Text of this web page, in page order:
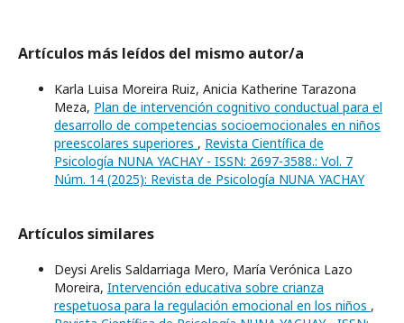
Artículos más leídos del mismo autor/a
Karla Luisa Moreira Ruiz, Anicia Katherine Tarazona
Meza, Plan de intervención cognitivo conductual para el
desarrollo de competencias socioemocionales en niños
preescolares superiores , Revista Científica de
Psicología NUNA YACHAY - ISSN: 2697-3588.: Vol. 7
Núm. 14 (2025): Revista de Psicología NUNA YACHAY
Artículos similares
Deysi Arelis Saldarriaga Mero, María Verónica Lazo
Moreira, Intervención educativa sobre crianza
respetuosa para la regulación emocional en los niños ,